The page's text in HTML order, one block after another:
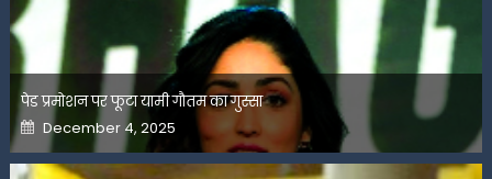
पेड प्रमोशन पर फूटा यामी गौतम का गुस्सा
Posted
on
December 4, 2025